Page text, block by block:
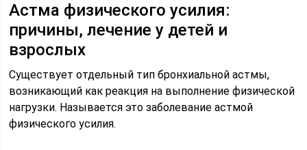
Астма физического усилия:
причины, лечение у детей и
взрослых
Существует отдельный тип бронхиальной астмы,
возникающий как реакция на выполнение физической
нагрузки. Называется это заболевание астмой
физического усилия.